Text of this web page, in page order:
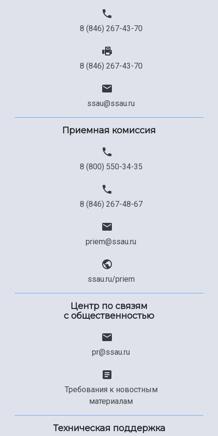
Сведения об образовательной организации
Официальные документы
8 (846) 267-43-70
8 (846) 267-43-70
ssau@ssau.ru
Приемная комиссия
8 (800) 550-34-35
8 (846) 267-48-67
priem@ssau.ru
ssau.ru/priem
Центр по связям
с общественностью
pr@ssau.ru
Требования к новостным
материалам
Техническая поддержка